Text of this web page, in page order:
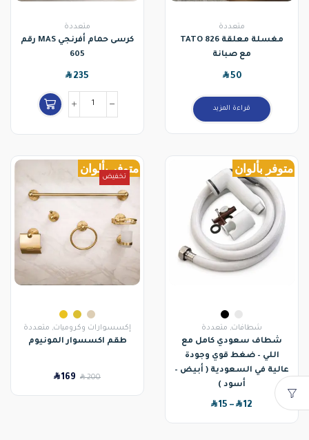
متعددة
مغسلة معلقة 826 TATO
مع صبانة
SAR50
قراءة المزيد
متعددة
كرسى حمام أفرنجي MAS رقم
605
SAR235
متوفر بألوان
شطافات, متعددة
شطاف سعودي كامل مع
اللي – ضغط قوي وجودة
عالية في السعودية ( أبيض –
أسود )
SAR12
–
SAR15
تخفيض
متوفر بألوان
إكسسوارات وكروميات, متعددة
طقم اكسسوار المونيوم
SAR200
SAR169